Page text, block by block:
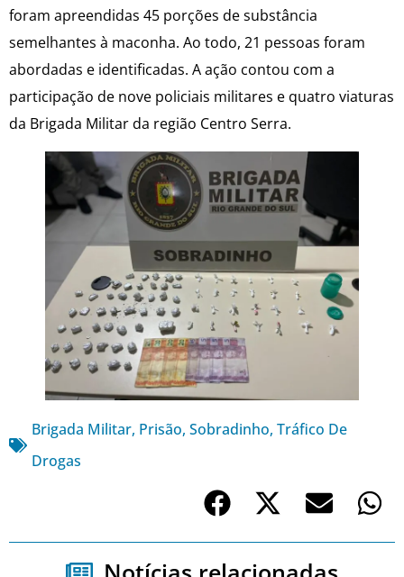
foram apreendidas 45 porções de substância
semelhantes à maconha. Ao todo, 21 pessoas foram
abordadas e identificadas. A ação contou com a
participação de nove policiais militares e quatro viaturas
da Brigada Militar da região Centro Serra.
Brigada Militar, Prisão, Sobradinho, Tráfico De
Drogas